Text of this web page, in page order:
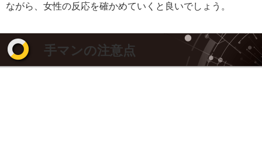
ながら、女性の反応を確かめていくと良いでしょう。
手マンの注意点